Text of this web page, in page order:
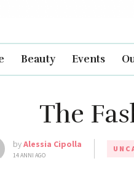
Beauty Events
The
byAlessia Cipolla
14 ANNI AGO